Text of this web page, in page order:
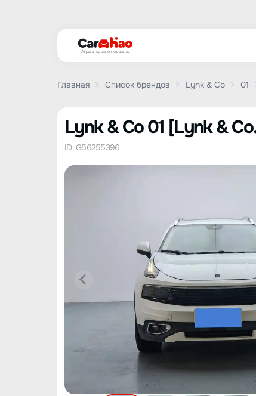
Агрегатор авто под заказ
Главная Список брендов Lynk & Co 01
Lynk & Co 01 [Lynk &
ID: G56255396